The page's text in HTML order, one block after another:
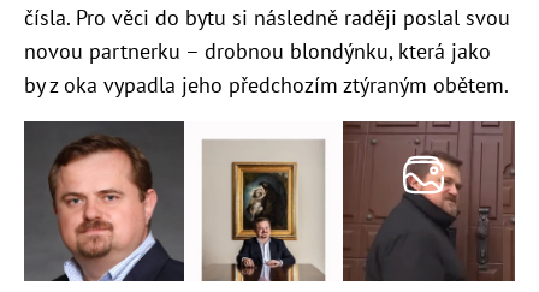
čísla. Pro věci do bytu si následně raději poslal svou
novou partnerku – drobnou blondýnku, která jako
by z oka vypadla jeho předchozím ztýraným obětem.